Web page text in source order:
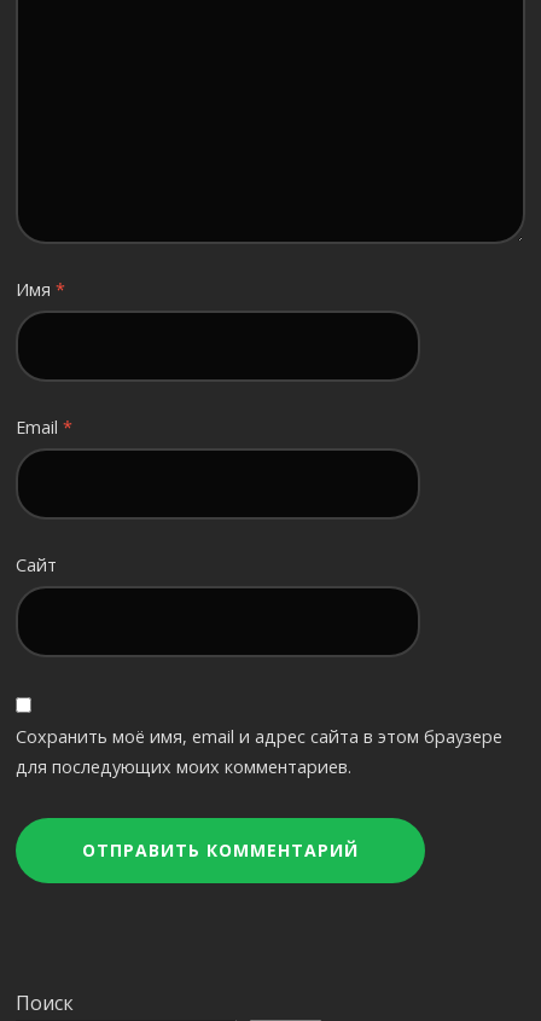
Имя*
Email*
Сайт
Сохранить моё имя, email и адрес сайта в этом браузере
для последующих моих комментариев.
Поиск